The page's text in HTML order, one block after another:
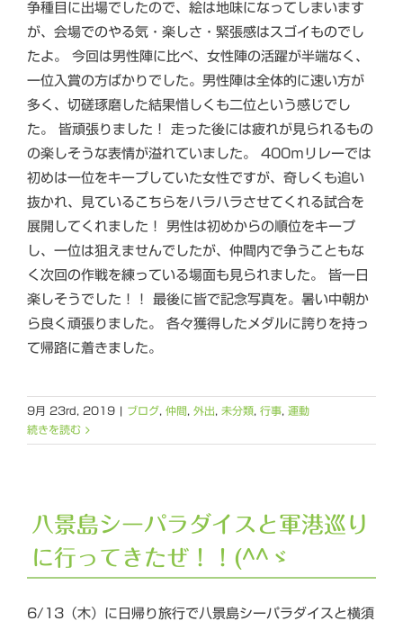
争種目に出場でしたので、絵は地味になってしまいます
が、会場でのやる気・楽しさ・緊張感はスゴイものでし
たよ。 今回は男性陣に比べ、女性陣の活躍が半端なく、
一位入賞の方ばかりでした。男性陣は全体的に速い方が
多く、切磋琢磨した結果惜しくも二位という感じでし
た。 皆頑張りました！ 走った後には疲れが見られるもの
の楽しそうな表情が溢れていました。 400ｍリレーでは
初めは一位をキープしていた女性ですが、奇しくも追い
抜かれ、見ているこちらをハラハラさせてくれる試合を
展開してくれました！ 男性は初めからの順位をキープ
し、一位は狙えませんでしたが、仲間内で争うこともな
く次回の作戦を練っている場面も見られました。 皆一日
楽しそうでした！！ 最後に皆で記念写真を。暑い中朝か
ら良く頑張りました。 各々獲得したメダルに誇りを持っ
て帰路に着きました。
9月 23rd, 2019 | ブログ 仲間 外出 未分類 行事 運動
続きを読む
八景島シーパラダイスと軍港巡り
に行ってきたぜ！！(^^ゞ
6/13（木）に日帰り旅行で八景島シーパラダイスと横須